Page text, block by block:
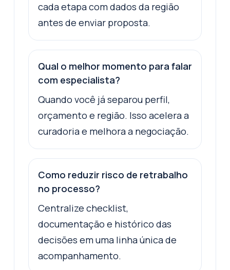
cada etapa com dados da região
antes de enviar proposta.
Qual o melhor momento para falar
com especialista?
Quando você já separou perfil,
orçamento e região. Isso acelera a
curadoria e melhora a negociação.
Como reduzir risco de retrabalho
no processo?
Centralize checklist,
documentação e histórico das
decisões em uma linha única de
acompanhamento.